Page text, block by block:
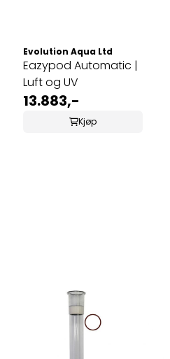
Evolution Aqua Ltd
Eazypod Automatic |
Luft og UV
13.883,-
Kjøp